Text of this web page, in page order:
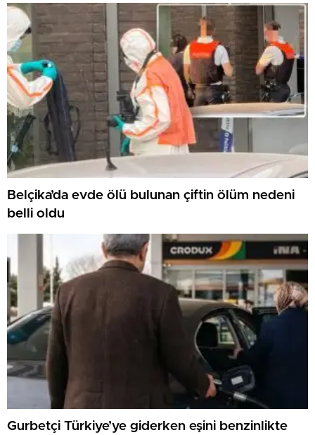
Belçika’da evde ölü bulunan çiftin ölüm nedeni
belli oldu
Gurbetçi Türkiye’ye giderken eşini benzinlikte